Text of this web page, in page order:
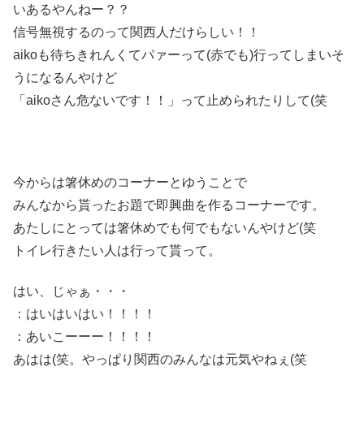
いあるやんねー？？
信号無視するのって関西人だけらしい！！
aikoも待ちきれんくてパァーって(赤でも)行ってしまいそ
うになるんやけど
「aikoさん危ないです！！」って止められたりして(笑
今からは箸休めのコーナーとゆうことで
みんなから貰ったお題で即興曲を作るコーナーです。
あたしにとっては箸休めでも何でもないんやけど(笑
トイレ行きたい人は行って貰って。
はい、じゃぁ・・・
：はいはいはい！！！！
：あいこーーー！！！！
あはは(笑。やっぱり関西のみんなは元気やねぇ(笑